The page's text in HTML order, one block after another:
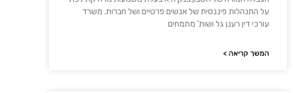
על התנהלות פיננסית של אנשים פרטיים ושל חברות. משרד
עורכי דין רענן גל ושות' מתמחים
המשך קריאה >